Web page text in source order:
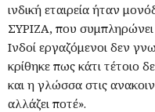
ινδική εταιρεία ήταν
ΣΥΡΙΖΑ, που συμπληρώνει
Ινδοί εργαζόμενοι δεν
κρίθηκε πως κάτι τέτοιο
και η γλώσσα στις
αλλάζει ποτέ».